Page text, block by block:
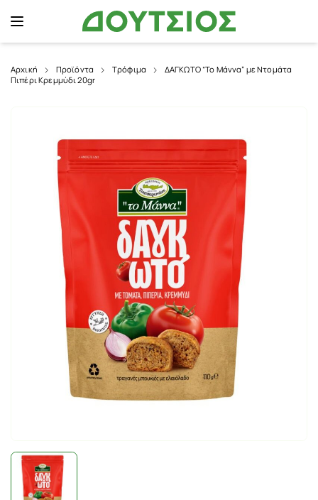
Αρχική Προϊόντα Τρόφιμα
ΔΑΓΚΩΤΟ “Το Μάννα” με Ντομάτα
Πιπέρι Κρεμμύδι 20gr